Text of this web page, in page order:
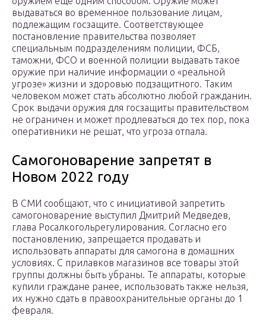
выдаваться во временное пользование лицам,
подлежащим госзащите. Соответствующее
постановление правительства позволяет
специальным подразделениям полиции, ФСБ,
таможни, ФСО и военной полиции выдавать такое
оружие при наличие информации о «реальной
угрозе» жизни и здоровью подзащитного. Таким
человеком может стать абсолютно любой гражданин.
Срок выдачи оружия для госзащиты правительством
не ограничен и может продлеваться до тех пор, пока
оперативники не решат, что угроза отпала.
Самогоноварение запретят в
Новом 2022 году
В СМИ сообщают, что с инициативой запретить
самогоноварение выступил Дмитрий Медведев,
глава Росалкогольрегулирования. Согласно его
постановлению, запрещается продавать и
использовать аппараты для самогона в домашних
условиях. С прилавков магазинов все товары этой
группы должны быть убраны. Те аппараты, которые
купили граждане ранее, использовать также нельзя,
их нужно сдать в правоохранительные органы до 1
февраля.